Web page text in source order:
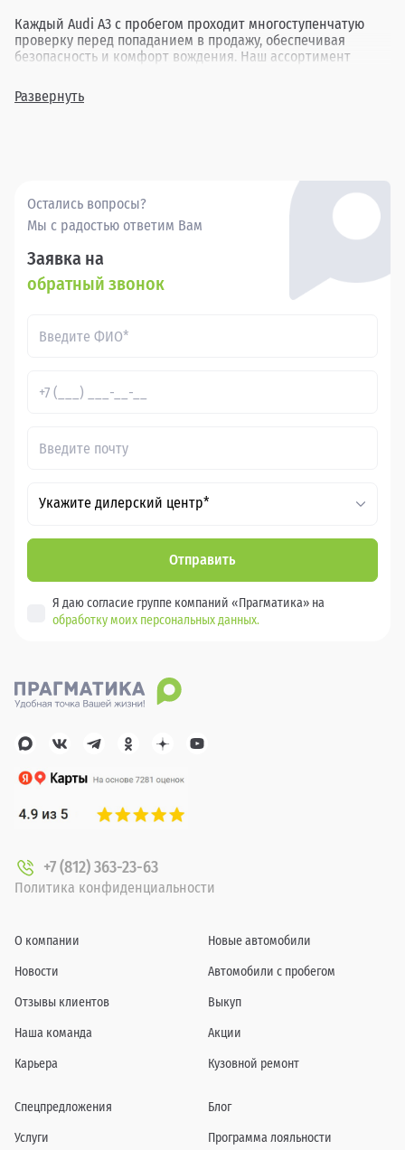
Каждый Audi A3 с пробегом проходит многоступенчатую
проверку перед попаданием в продажу, обеспечивая
безопасность и комфорт вождения. Наш ассортимент
позволяя найти идеальный вариант для каждого клиента.
Развернуть
Остались вопросы?
Мы с радостью ответим Вам
Заявка на
обратный звонок
Укажите дилерский центр*
Отправить
Я даю согласие группе компаний «Прагматика» на
обработку моих персональных данных.
+7 (812) 363-23-63
Политика конфиденциальности
О компании
Новости
Отзывы клиентов
Наша команда
Карьера
Новые автомобили
Автомобили с пробегом
Выкуп
Акции
Кузовной ремонт
Спецпредложения
Услуги
Блог
Программа лояльности